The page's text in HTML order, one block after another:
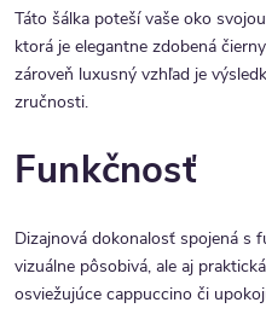
Táto šálka poteší vaše oko
ktorá je elegantne zdobená
zároveň luxusný vzhľad je
zručnosti.
Funkčnosť
Dizajnová dokonalosť spojená s
vizuálne pôsobivá, ale aj
osviežujúce cappuccino či